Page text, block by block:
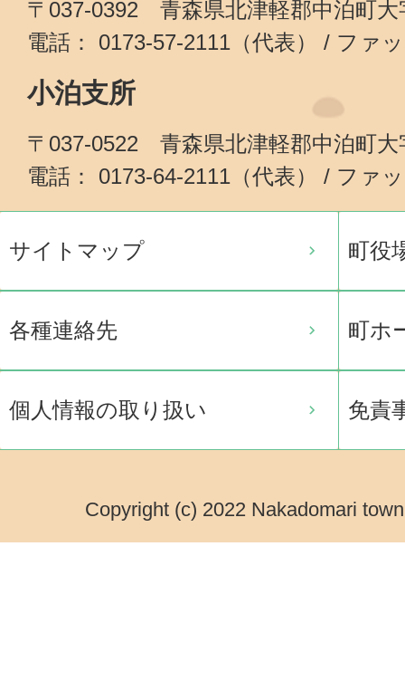
〒037-0392 青森県北津軽郡中泊町大
電話： 0173-57-2111（代表） / ファ
小泊支所
〒037-0522 青森県北津軽郡中泊町大
電話： 0173-64-2111（代表） / ファ
サイトマップ 町役
各種連絡先 町ホ
個人情報の取り扱い 免責
Copyright (c) 2022 Nakadomari